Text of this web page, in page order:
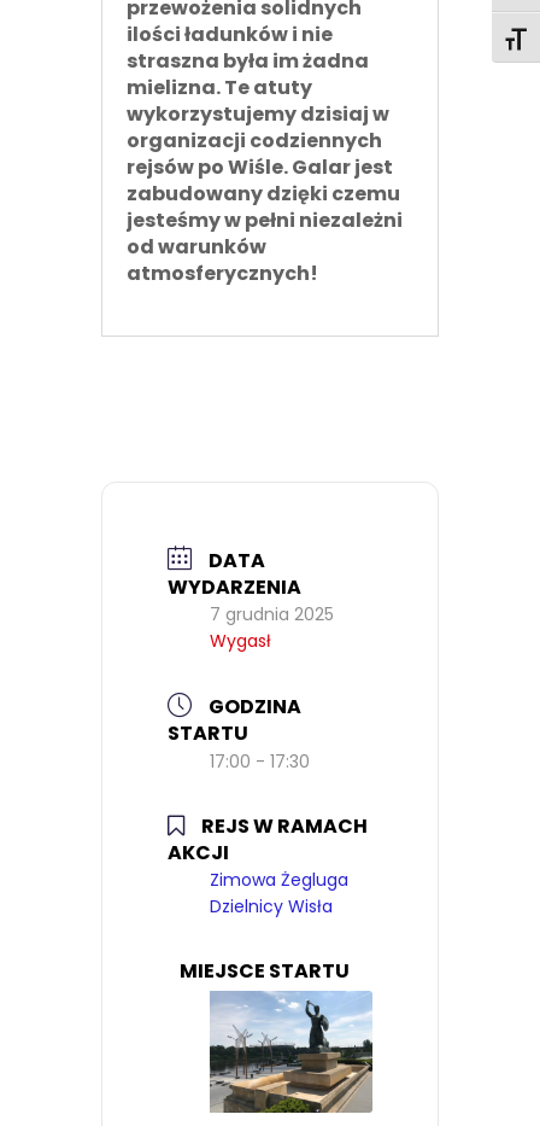
przewożenia solidnych
ilości ładunków i nie
straszna była im żadna
mielizna. Te atuty
wykorzystujemy dzisiaj w
organizacji codziennych
rejsów po Wiśle. Galar jest
zabudowany dzięki czemu
jesteśmy w pełni niezależni
od warunków
atmosferycznych!
DATA
WYDARZENIA
7 grudnia 2025
Wygasł
GODZINA
STARTU
17:00 - 17:30
REJS W RAMACH
AKCJI
Zimowa Żegluga
Dzielnicy Wisła
MIEJSCE STARTU